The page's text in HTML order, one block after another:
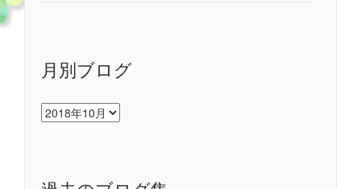
月別ブログ
月
別